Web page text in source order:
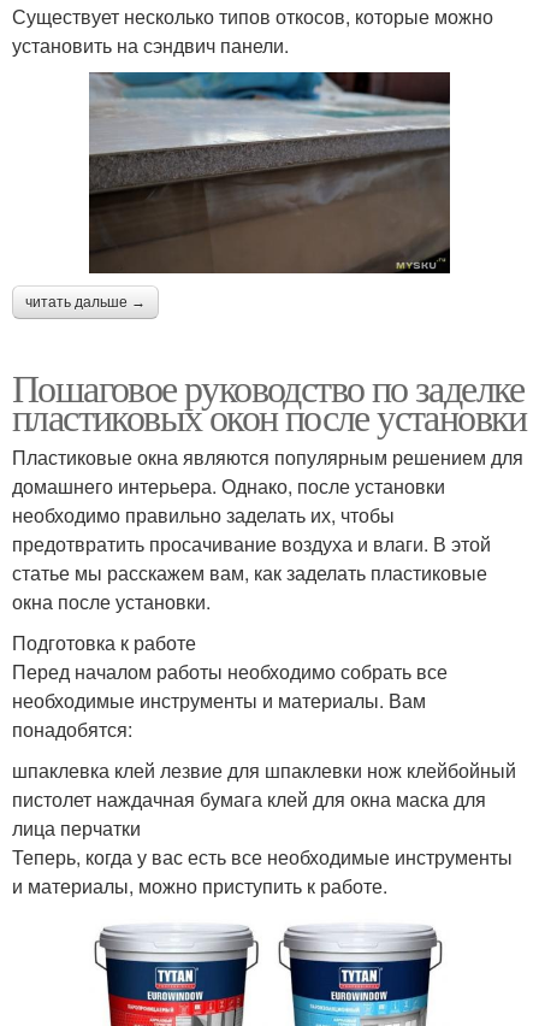
Существует несколько типов откосов, которые можно
установить на сэндвич панели.
читать дальше →
Пошаговое руководство по заделке
пластиковых окон после установки
Пластиковые окна являются популярным решением для
домашнего интерьера. Однако, после установки
необходимо правильно заделать их, чтобы
предотвратить просачивание воздуха и влаги. В этой
статье мы расскажем вам, как заделать пластиковые
окна после установки.
Подготовка к работе
Перед началом работы необходимо собрать все
необходимые инструменты и материалы. Вам
понадобятся:
шпаклевка клей лезвие для шпаклевки нож клейбойный
пистолет наждачная бумага клей для окна маска для
лица перчатки
Теперь, когда у вас есть все необходимые инструменты
и материалы, можно приступить к работе.